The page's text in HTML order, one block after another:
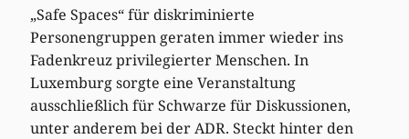
„Safe Spaces“ für diskriminierte
Personengruppen geraten immer wieder ins
Fadenkreuz privilegierter Menschen. In
Luxemburg sorgte eine Veranstaltung
ausschließlich für Schwarze für Diskussionen,
unter anderem bei der ADR. Steckt hinter den